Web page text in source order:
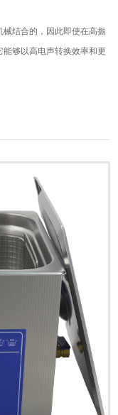
结合的，因此即使在高振
够以高电声转换效率和更